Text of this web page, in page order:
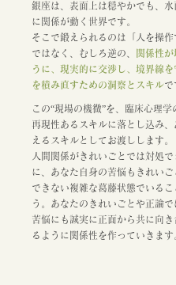
銀座は、表面上は穏やかでも、水
に関係が動く世界です。
そこで鍛えられるのは「人を操作
ではなく、むしろ逆の、
関係性が
うに、現実的に交渉し、境界線を
を積み直すための洞察とスキルで
​ この“現場の機微”を、臨床心理
再現性あるスキルに落とし込み、
えるスキルとしてお渡しします。
人間関係がきれいごとでは対処で
に、あなた自身の苦悩もきれいご
できない複雑な葛藤状態でいるこ
う。あなたのきれいごとや正論で
苦悩にも誠実に正面から共に向き
るように関係性を作っていきます